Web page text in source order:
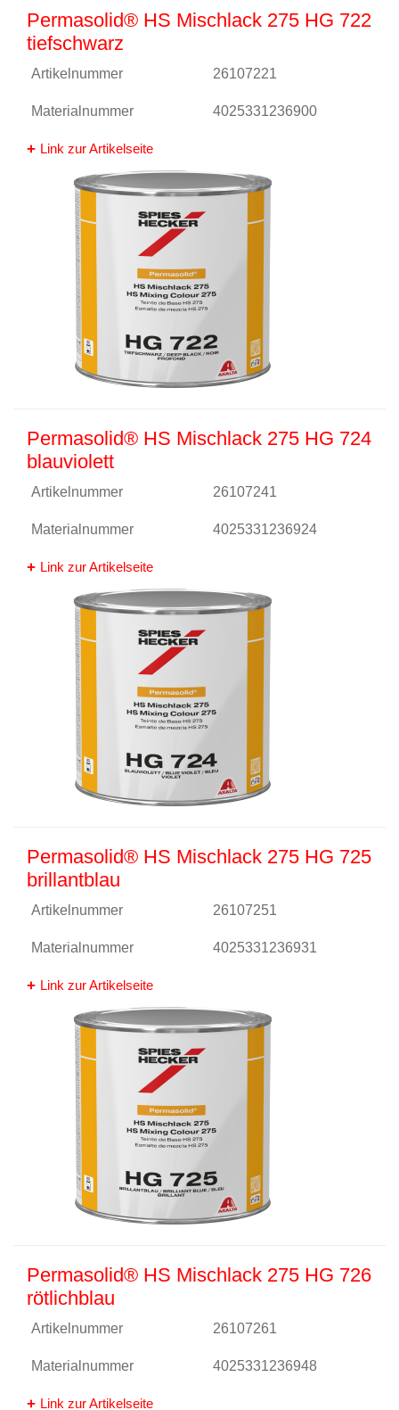
Permasolid® HS Mischlack 275 HG 722
tiefschwarz
Artikelnummer 26107221
Materialnummer 4025331236900
Link zur Artikelseite
Permasolid® HS Mischlack 275 HG 724
blauviolett
Artikelnummer 26107241
Materialnummer 4025331236924
Link zur Artikelseite
Permasolid® HS Mischlack 275 HG 725
brillantblau
Artikelnummer 26107251
Materialnummer 4025331236931
Link zur Artikelseite
Permasolid® HS Mischlack 275 HG 726
rötlichblau
Artikelnummer 26107261
Materialnummer 4025331236948
Link zur Artikelseite